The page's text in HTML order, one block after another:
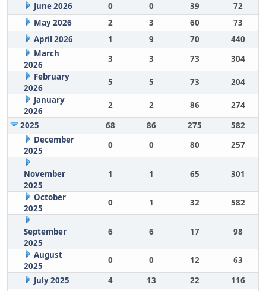
June 2026
0 0 39
72
May 2026
2 3 60
73
April 2026
1 9 70
440
March
2026
3 3 73
304
February
2026
5 5 73
204
January
2026
2 2 86
274
2025
68 86 275
582
December
2025
0 0 80 257
November
2025
1 1 65 301
October
2025
0 1 32 582
September
2025
6 6 17 98
August
2025
0 0 12
63
July 2025
4 13 22
116